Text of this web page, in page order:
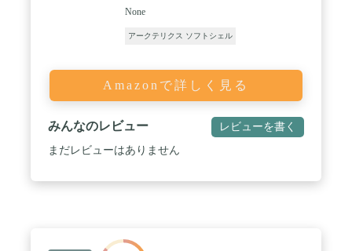
None
アークテリクス ソフトシェル
Amazonで詳しく見る
みんなのレビュー レビューを書く
まだレビューはありません